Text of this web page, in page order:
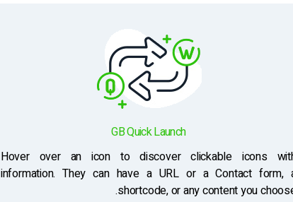
GB Quick Launch
Hover over an icon to discover clickable icons
information. They can have a URL or a Contact form,
shortcode, or any content you